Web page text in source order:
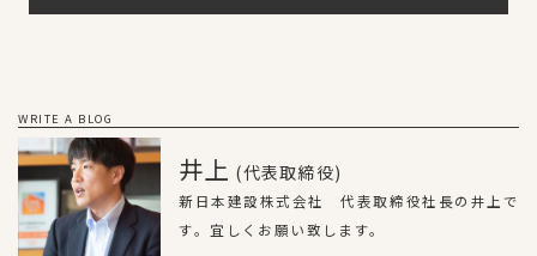
WRITE A BLOG
井上 (代表取締役)
新日本建設株式会社 代表取締役社長の井上で
す。宜しくお願い致します。